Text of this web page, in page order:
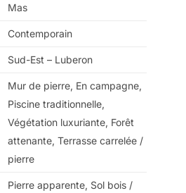
Mas
Contemporain
Sud-Est – Luberon
Mur de pierre, En campagne,
Piscine traditionnelle,
Végétation luxuriante, Forêt
attenante, Terrasse carrelée /
pierre
Pierre apparente, Sol bois /